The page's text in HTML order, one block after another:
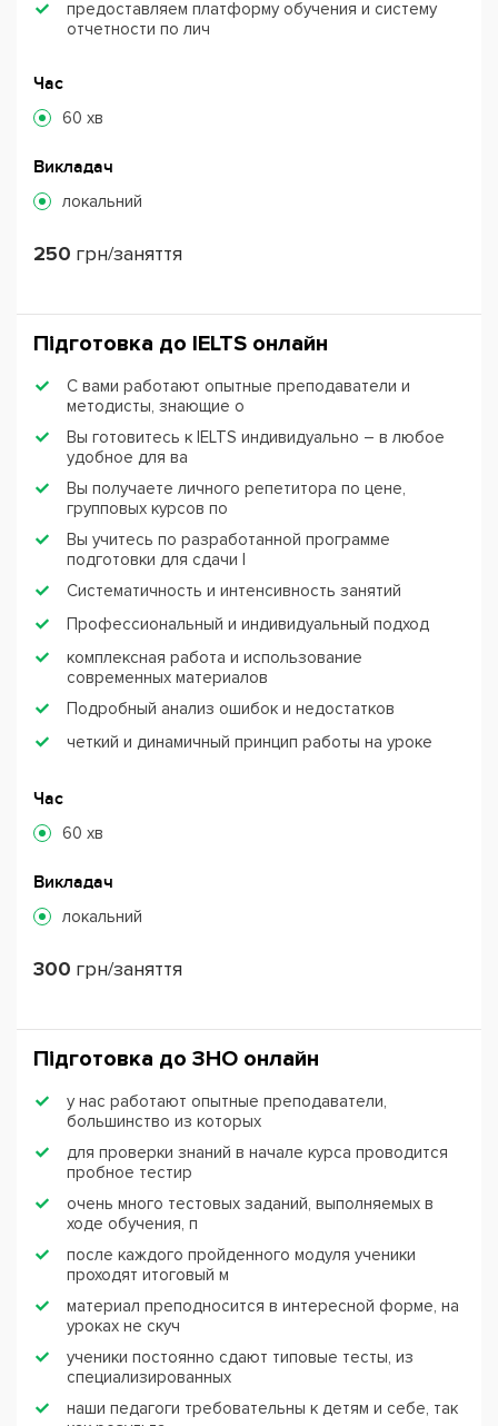
предоставляем платформу обучения и систему
отчетности по лич
Час
60 хв
Викладач
локальний
250 грн/заняття
Підготовка до IЕLTS онлайн
С вами работают опытные преподаватели и
методисты, знающие о
Вы готовитесь к IELTS индивидуально – в любое
удобное для ва
Вы получаете личного репетитора по цене,
групповых курсов по
Вы учитесь по разработанной программе
подготовки для сдачи I
Систематичность и интенсивность занятий
Профессиональный и индивидуальный подход
комплексная работа и использование
современных материалов
Подробный анализ ошибок и недостатков
четкий и динамичный принцип работы на уроке
Час
60 хв
Викладач
локальний
300 грн/заняття
Підготовка до ЗНО онлайн
у нас работают опытные преподаватели,
большинство из которых
для проверки знаний в начале курса проводится
пробное тестир
очень много тестовых заданий, выполняемых в
ходе обучения, п
после каждого пройденного модуля ученики
проходят итоговый м
материал преподносится в интересной форме, на
уроках не скуч
ученики постоянно сдают типовые тесты, из
специализированных
наши педагоги требовательны к детям и себе, так